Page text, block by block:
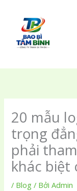
dung
20 mẫu
trọng
phải
khác biệt
/ Blog / BởiAdmin